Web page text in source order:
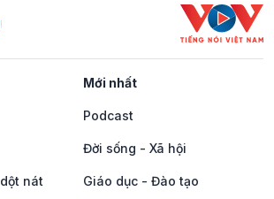
Mới nhất
Podcast
Đời sống - Xã hội
nát Giáo dục - Đào tạo